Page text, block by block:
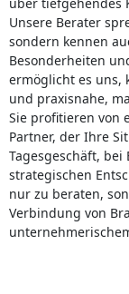
Unsere Berater
sondern kennen
Besonderheiten
ermöglicht es uns,
und praxisnahe,
Sie profitieren von
Partner, der Ihre
Tagesgeschäft,
strategischen
nur zu beraten,
Verbindung von